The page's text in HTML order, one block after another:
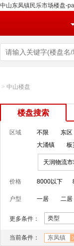
中山东凤镇民乐市场楼盘-
> 中山楼盘
楼盘搜索
区域 不限 东区
大涌镇
板
天润物流
价格 8000以下
户型 一居 二居
更多条件： 类型
当前条件： 东凤镇